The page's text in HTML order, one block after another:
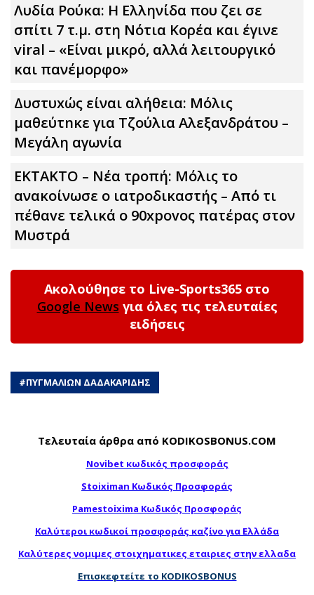
Λυδία Ρούκα: Η Ελληνίδα που ζει σε
σπίτι 7 τ.μ. στη Νότια Κορέα και έγινε
viral – «Είναι μικρό, αλλά λειτουργικό
και πανέμορφο»
Δυστυxώς είναι αλήθεια: Μόλις
μαθεύτnκε για Τζούλια Αλεξανδράτου –
Μεγάλη αγωνία
ΕΚΤΑΚΤΟ – Νέα τροπή: Μόλις το
ανακοίνωσε ο ιατροδικαστής – Από τι
πέθαvε τελικά ο 90xpovoς πατέpας στον
Μυστρά
Ακολούθησε το Live-Sports365 στο
Google News για όλες τις τελευταίες
ειδήσεις
#ΠΥΓΜΑΛΙΩΝ ΔΑΔΑΚΑΡΙΔΗΣ
Τελευταία άρθρα από KODIKOSBONUS.COM
Novibet κωδικός προσφοράς
Stoiximan Κωδικός Προσφοράς
Pamestoixima Κωδικός Προσφοράς
Καλύτεροι κωδικοί προσφοράς καζίνο για Ελλάδα
Καλύτερες νομιμες στοιχηματικες εταιριες στην ελλαδα
Επισκεφτείτε το KODIKOSBONUS